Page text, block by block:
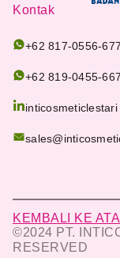
Kontak
+62 817-0556-677
+62 819-0455-
inticosmeticlestari
KEMBALI KE
©2024 PT.
RESERVED